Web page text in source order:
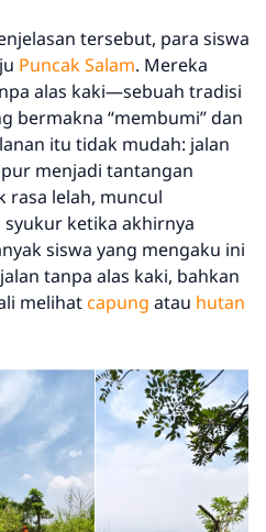
tersebut, para siswa
Puncak Salam. Mereka
alas kaki—sebuah tradisi
bermakna “membumi” dan
itu tidak mudah: jalan
menjadi tantangan
rasa lelah, muncul
ketika akhirnya
siswa yang mengaku ini
tanpa alas kaki, bahkan
melihatcapung atau hutan